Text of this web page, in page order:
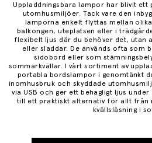
Uppladdningsbara lampor har blivit ett
utomhusmiljöer. Tack vare den
lamporna enkelt flyttas mellan
balkongen, uteplatsen eller i
flexibelt ljus där du behöver det, utan
eller sladdar. De används ofta som
sidobord eller som
sommarkvällar. I vårt sortiment av
portabla bordslampor i genomtänkt
inomhusbruk och skyddade
via USB och ger ett behagligt ljus
till ett praktiskt alternativ för allt från
kvällsläsning i